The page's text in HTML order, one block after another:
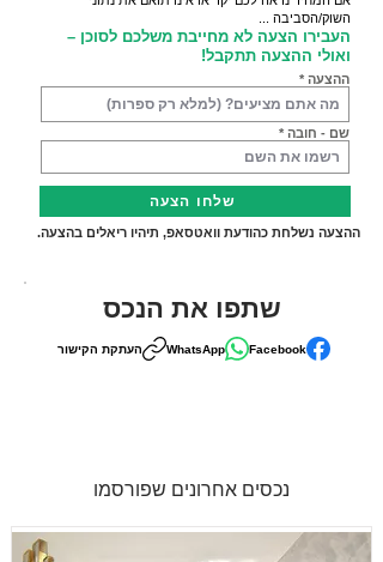
השוק/הסביבה ...
העבירו הצעה לא מחייבת משלכם לסוכן –
ואולי ההצעה תתקבל!
ההצעה
שם - חובה
שלחו הצעה
ההצעה נשלחת כהודעת וואטסאפ, תיהיו ריאלים בהצעה.
שתפו את הנכס
Facebook
WhatsApp העתקת הקישור
נכסים אחרונים שפורסמו